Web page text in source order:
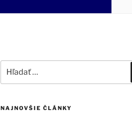
NAJNOVŠIE ČLÁNKY